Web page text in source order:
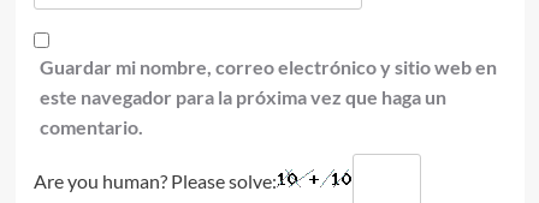
Guardar mi nombre, correo electrónico y sitio web en
este navegador para la próxima vez que haga un
comentario.
Are you human? Please solve: